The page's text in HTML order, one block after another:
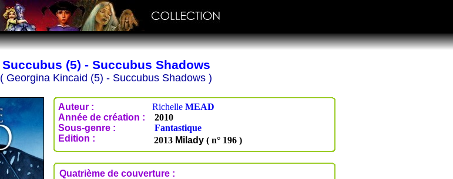
Succubus (5) - Succubus Shadows
( Georgina Kincaid (5) - Succubus Shadows )
Auteur : Richelle MEAD
Année de création :
2010
Sous-genre :
Fantastique
Edition :
2013 Milady ( n° 196 )
Quatrième de couverture :